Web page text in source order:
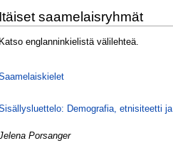
Itäiset saamelaisryhmät
Katso englanninkielistä välilehteä.
Demografia, etnisiteetti
Porsanger